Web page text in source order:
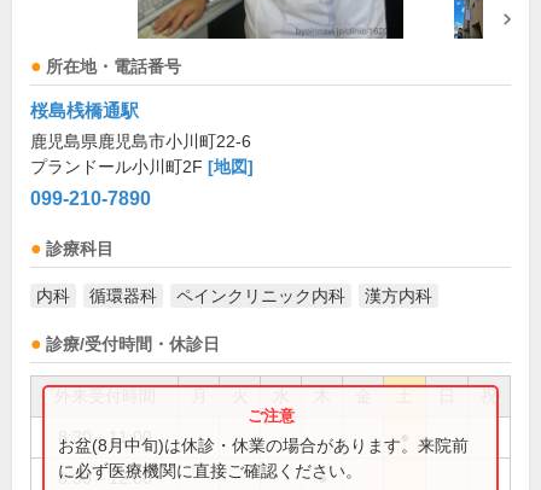
所在地・電話番号
桜島桟橋通駅
鹿児島県鹿児島市小川町22-6
プランドール小川町2F [地図]
099-210-7890
診療科目
内科 循環器科 ペインクリニック内科 漢方内科
診療/受付時間・休診日
祝
8:30～11:00
8:30～12:00 ●
お盆(8月中旬)は休診・休業の場合があります。来院前
に必ず医療機関に直接ご確認ください。